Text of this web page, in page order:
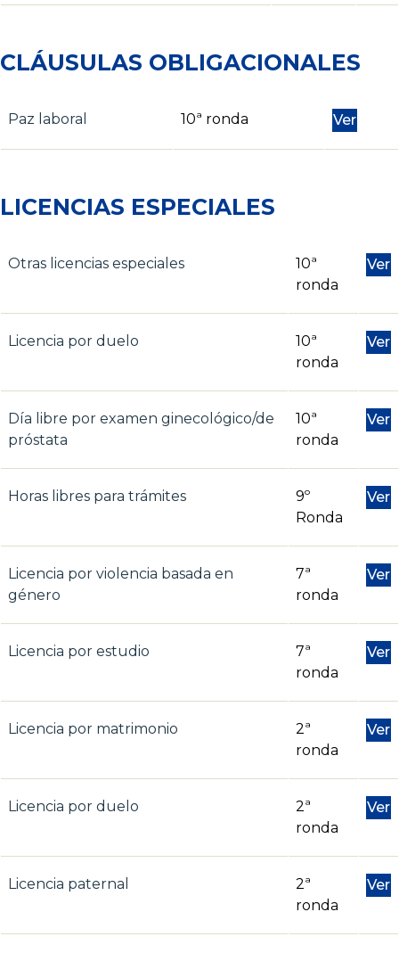
CLÁUSULAS OBLIGACIONALES
Paz laboral 10ª ronda Ver
LICENCIAS ESPECIALES
Otras licencias especiales
10ª
ronda
Ver
Licencia por duelo
10ª
ronda
Ver
Día libre por examen ginecológico/de
próstata
10ª
ronda
Ver
Horas libres para trámites
9º
Ronda
Ver
Licencia por violencia basada en
género
7ª
ronda
Ver
Licencia por estudio
7ª
ronda
Ver
Licencia por matrimonio
2ª
ronda
Ver
Licencia por duelo
2ª
ronda
Ver
Licencia paternal
2ª
ronda
Ver